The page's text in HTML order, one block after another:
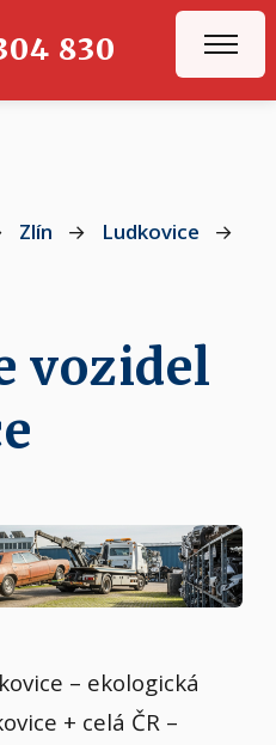
830
Zlín → Ludkovice →
vozidel
– ekologická
+ celá ČR –